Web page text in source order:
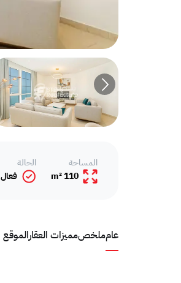
عامملخصمميزات العقارالموقع
المساحة
110 m²
الحالة
فعال